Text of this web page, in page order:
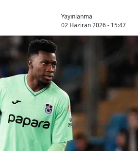
Yayınlanma
02 Haziran 2026 - 15:47